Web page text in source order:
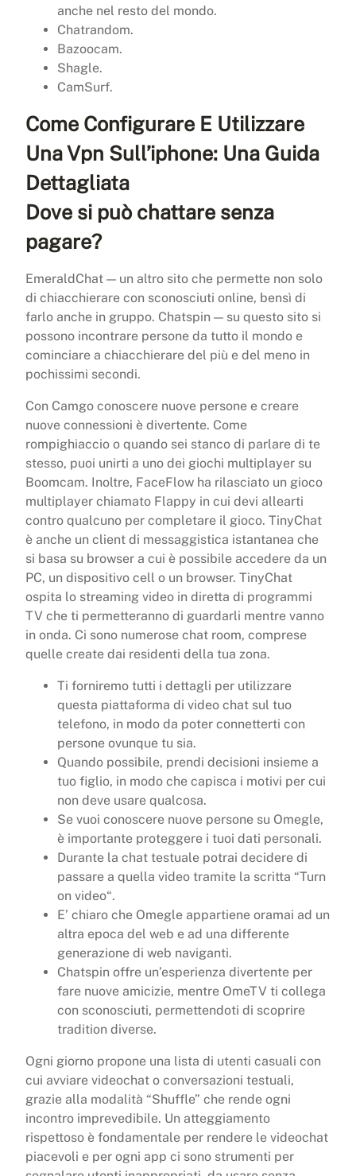
anche nel resto del mondo.
Chatrandom.
Bazoocam.
Shagle.
CamSurf.
Come Configurare E Utilizzare
Una Vpn Sull’iphone: Una Guida
Dettagliata
Dove si può chattare senza
pagare?
EmeraldChat — un altro sito che permette non solo
di chiacchierare con sconosciuti online, bensì di
farlo anche in gruppo. Chatspin — su questo sito si
possono incontrare persone da tutto il mondo e
cominciare a chiacchierare del più e del meno in
pochissimi secondi.
Con Camgo conoscere nuove persone e creare
nuove connessioni è divertente. Come
rompighiaccio o quando sei stanco di parlare di te
stesso, puoi unirti a uno dei giochi multiplayer su
Boomcam. Inoltre, FaceFlow ha rilasciato un gioco
multiplayer chiamato Flappy in cui devi allearti
contro qualcuno per completare il gioco. TinyChat
è anche un client di messaggistica istantanea che
si basa su browser a cui è possibile accedere da un
PC, un dispositivo cell o un browser. TinyChat
ospita lo streaming video in diretta di programmi
TV che ti permetteranno di guardarli mentre vanno
in onda. Ci sono numerose chat room, comprese
quelle create dai residenti della tua zona.
Ti forniremo tutti i dettagli per utilizzare
questa piattaforma di video chat sul tuo
telefono, in modo da poter connetterti con
persone ovunque tu sia.
Quando possibile, prendi decisioni insieme a
tuo figlio, in modo che capisca i motivi per cui
non deve usare qualcosa.
Se vuoi conoscere nuove persone su Omegle,
è importante proteggere i tuoi dati personali.
Durante la chat testuale potrai decidere di
passare a quella video tramite la scritta “Turn
on video“.
E’ chiaro che Omegle appartiene oramai ad un
altra epoca del web e ad una differente
generazione di web naviganti.
Chatspin offre un’esperienza divertente per
fare nuove amicizie, mentre OmeTV ti collega
con sconosciuti, permettendoti di scoprire
tradition diverse.
Ogni giorno propone una lista di utenti casuali con
cui avviare videochat o conversazioni testuali,
grazie alla modalità “Shuffle” che rende ogni
incontro imprevedibile. Un atteggiamento
rispettoso è fondamentale per rendere le videochat
piacevoli e per ogni app ci sono strumenti per